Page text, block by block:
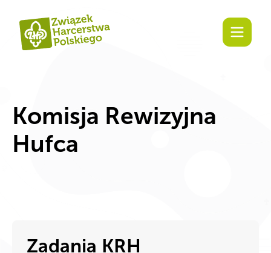
Komisja Rewizyjna
Hufca
Zadania KRH